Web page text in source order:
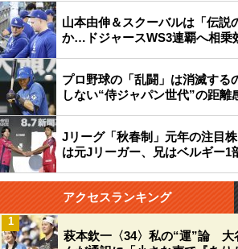
山本由伸＆スクーバルは「伝説
か…ドジャースWS3連覇へ相乗
プロ野球の「乱闘」は消滅す
しない“侍ジャパン世代”の距離
Jリーグ「秋春制」元年の注目
は元Jリーガー、兄はベルギー1
アクセスランキング
萩本欽一〈34〉私の“運”論 大
1